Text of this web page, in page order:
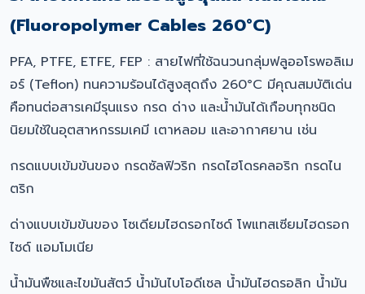
(Fluoropolymer Cables 260°C)
PFA, PTFE, ETFE, FEP : สายไฟที่ใช้ฉนวนกลุ่มฟลูออโรพอลิเม
อร์ (Teflon) ทนความร้อนได้สูงสุดถึง 260°C มีคุณสมบัติเด่น
คือทนต่อสารเคมีรุนแรง กรด ด่าง และน้ำมันได้เกือบทุกชนิด
นิยมใช้ในอุตสาหกรรมเคมี เตาหลอม และอากาศยาน เช่น
กรดแบบเข้มข้นของ กรดซัลฟิวริก กรดไฮโดรคลอริก กรดไน
ตริก
ด่างแบบเข้มข้นของ โซเดียมไฮดรอกไซด์ โพแทสเซียมไฮดรอก
ไซด์ แอมโมเนีย
น้ำมันพืชและไขมันสัตว์ น้ำมันไบโอดีเซล น้ำมันไฮดรอลิก น้ำมัน